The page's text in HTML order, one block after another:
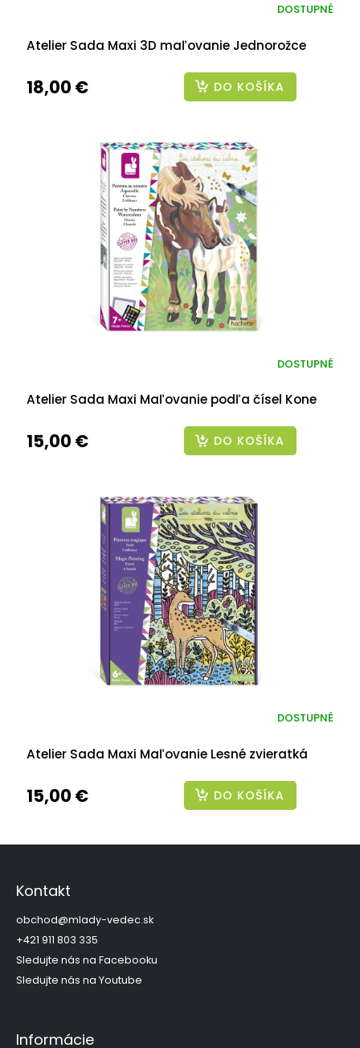
Atelier Sada Maxi 3D maľovanie Jednorožce
DOSTUPNÉ
18,00 € DO KOŠÍKA
Atelier Sada Maxi Maľovanie podľa čísel Kone
DOSTUPNÉ
15,00 € DO KOŠÍKA
Atelier Sada Maxi Maľovanie Lesné zvieratká
DOSTUPNÉ
15,00 € DO KOŠÍKA
Z
Kontakt
obchod@mlady-vedec.sk
+421 911 803 335
Sledujte nás na Facebooku
Sledujte nás na Youtube
Informácie